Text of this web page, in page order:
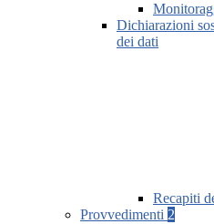
Dichiarazioni
dei dati
Recapiti
Provvedimenti 2